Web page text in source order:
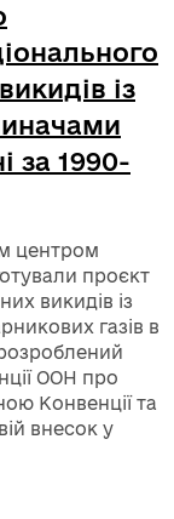
із
за 1990-
центром
проєкт
викидів із
газів в
ООН про
Конвенції та
внесок у